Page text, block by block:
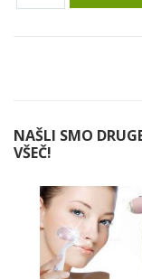
NAŠLI SMO
VŠEČ!